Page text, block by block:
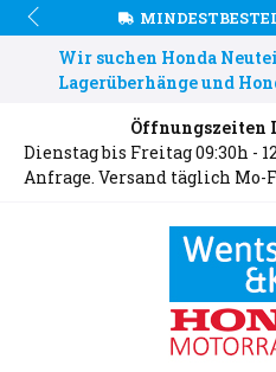
Wir suchen Honda
Lagerüberhänge und
Öffnungszeiten
Dienstag bis Freitag 09:30h -
Anfrage. Versand täglich Mo-